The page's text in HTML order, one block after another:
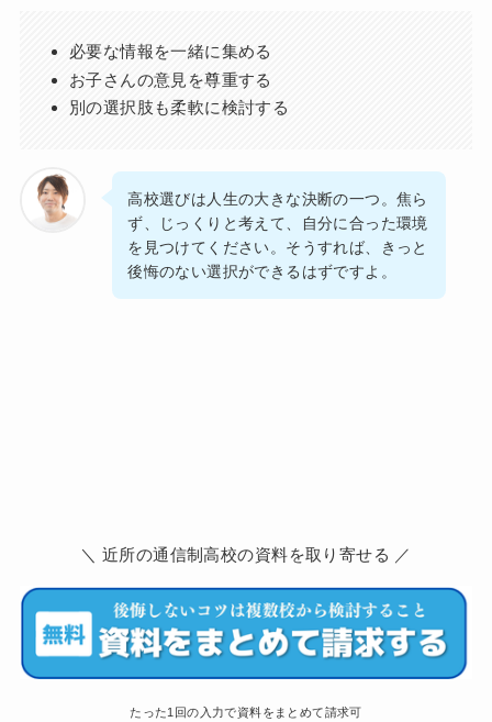
必要な情報を一緒に集める
お子さんの意見を尊重する
別の選択肢も柔軟に検討する
高校選びは人生の大きな決断の一つ。焦ら
ず、じっくりと考えて、自分に合った環境
を見つけてください。そうすれば、きっと
後悔のない選択ができるはずですよ。
＼ 近所の通信制高校の資料を取り寄せる ／
たった1回の入力で資料をまとめて請求可